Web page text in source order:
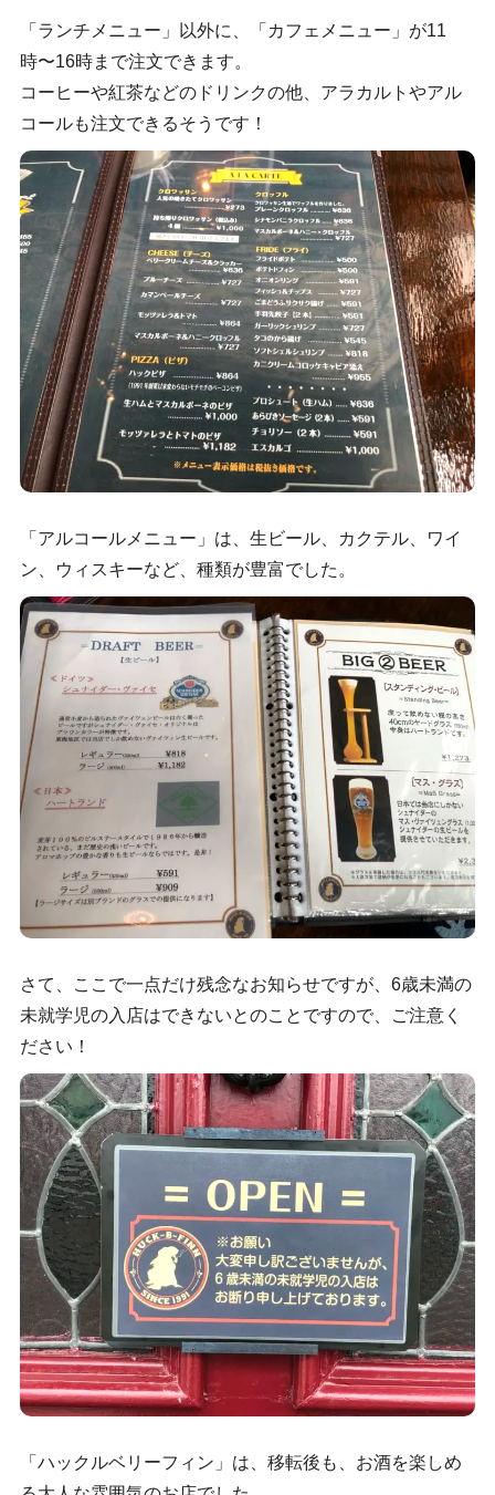
「ランチメニュー」以外に、「カフェメニュー」が11
時〜16時まで注文できます。
コーヒーや紅茶などのドリンクの他、アラカルトやアル
コールも注文できるそうです！
「アルコールメニュー」は、生ビール、カクテル、ワイ
ン、ウィスキーなど、種類が豊富でした。
さて、ここで一点だけ残念なお知らせですが、6歳未満の
未就学児の入店はできないとのことですので、ご注意く
ださい！
「ハックルベリーフィン」は、移転後も、お酒を楽しめ